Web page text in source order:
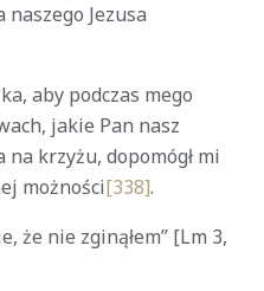
Jezusa
aby podczas mego
jakie Pan nasz
krzyżu, dopomógł mi
możności[338].
że nie zginąłem” [Lm 3,